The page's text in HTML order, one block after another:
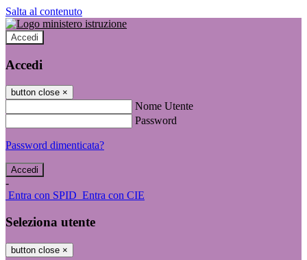
Salta al contenuto
Accedi
Accedi
button close ×
Nome Utente
Password
Password dimenticata?
-
Entra con SPID Entra con CIE
Seleziona utente
button close ×